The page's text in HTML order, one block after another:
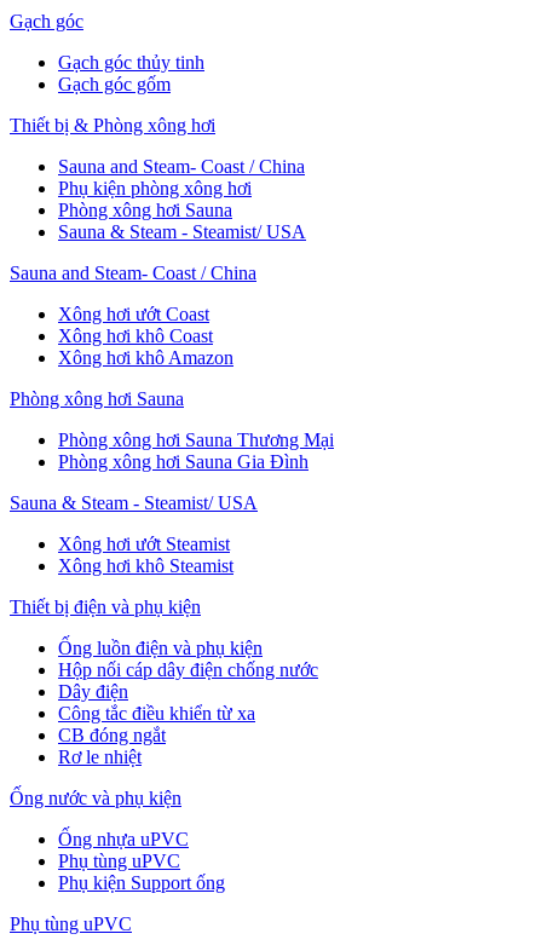
Gạch góc
Gạch góc thủy tinh
Gạch góc gốm
Thiết bị & Phòng xông hơi
Sauna and Steam- Coast / China
Phụ kiện phòng xông hơi
Phòng xông hơi Sauna
Sauna & Steam - Steamist/ USA
Sauna and Steam- Coast / China
Xông hơi ướt Coast
Xông hơi khô Coast
Xông hơi khô Amazon
Phòng xông hơi Sauna
Phòng xông hơi Sauna Thương Mại
Phòng xông hơi Sauna Gia Đình
Sauna & Steam - Steamist/ USA
Xông hơi ướt Steamist
Xông hơi khô Steamist
Thiết bị điện và phụ kiện
Ống luồn điện và phụ kiện
Hộp nối cáp dây điện chống nước
Dây điện
Công tắc điều khiển từ xa
CB đóng ngắt
Rơ le nhiệt
Ống nước và phụ kiện
Ống nhựa uPVC
Phụ tùng uPVC
Phụ kiện Support ống
Phụ tùng uPVC